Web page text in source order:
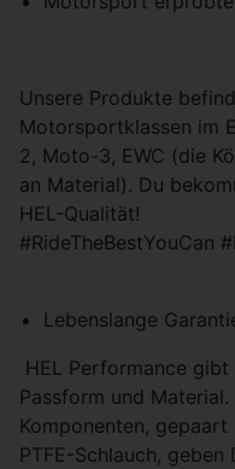
Unsere Produkte
Motorsportklassen im
2, Moto-3, EWC (die
an Material). Du
HEL-Qualität!
#RideTheBestYouCan
Lebenslange
HEL Performance
Passform und
Komponenten,
PTFE-Schlauch,